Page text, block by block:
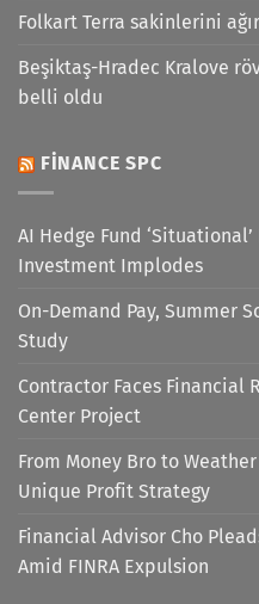
Folkart Terra sakinlerini
Beşiktaş-Hradec Kralove
belli oldu
FINANCE SPC
AI Hedge Fund
Investment Implodes
On-Demand Pay, Summer
Study
Contractor Faces Financial
Center Project
From Money Bro to
Unique Profit Strategy
Financial Advisor Cho
Amid FINRA Expulsion